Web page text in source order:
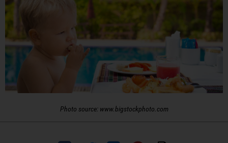
Photo source: www.bigstockphoto.com